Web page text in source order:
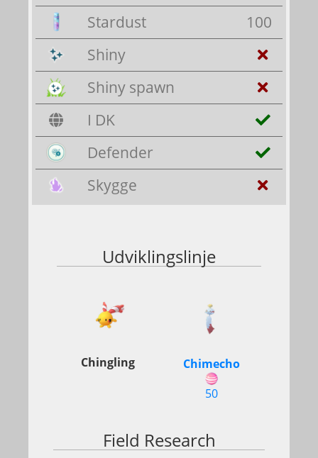
100
Stardust
Shiny
Shiny spawn
I DK
Defender
Skygge
Udviklingslinje
Chingling
Chimecho
50
Field Research